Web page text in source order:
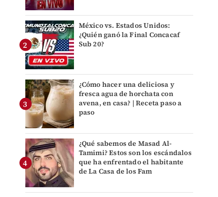
México vs. Estados Unidos:
¿Quién ganó la Final Concacaf
Sub 20?
¿Cómo hacer una deliciosa y
fresca agua de horchata con
avena, en casa? | Receta paso a
paso
¿Qué sabemos de Masad Al-
Tamimi? Estos son los escándalos
que ha enfrentado el habitante
de La Casa de los Fam